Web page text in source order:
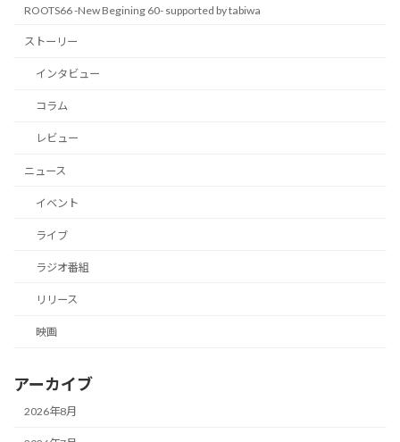
ROOTS66 -New Begining 60- supported by tabiwa
ストーリー
インタビュー
コラム
レビュー
ニュース
イベント
ライブ
ラジオ番組
リリース
映画
アーカイブ
2026年8月